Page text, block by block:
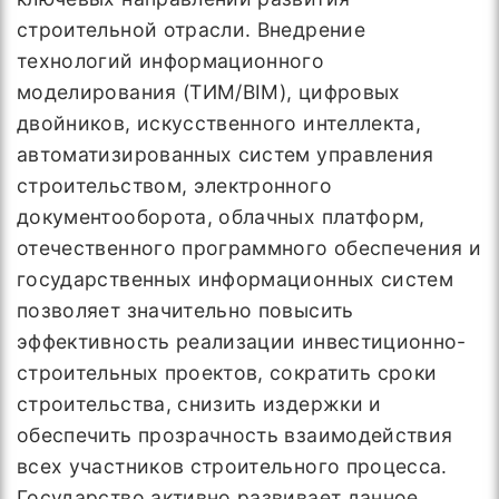
строительной отрасли. Внедрение
технологий информационного
моделирования (ТИМ/BIM), цифровых
двойников, искусственного интеллекта,
автоматизированных систем управления
строительством, электронного
документооборота, облачных платформ,
отечественного программного обеспечения и
государственных информационных систем
позволяет значительно повысить
эффективность реализации инвестиционно-
строительных проектов, сократить сроки
строительства, снизить издержки и
обеспечить прозрачность взаимодействия
всех участников строительного процесса.